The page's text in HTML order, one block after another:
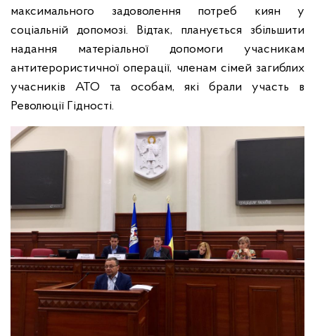
максимального задоволення потреб киян у
соціальній допомозі. Відтак, планується збільшити
надання матеріальної допомоги учасникам
антитерористичної операції, членам сімей загиблих
учасників АТО та особам, які брали участь в
Революції Гідності.